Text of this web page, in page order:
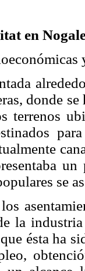
en
donde
terrenos
se
la
ésta ha